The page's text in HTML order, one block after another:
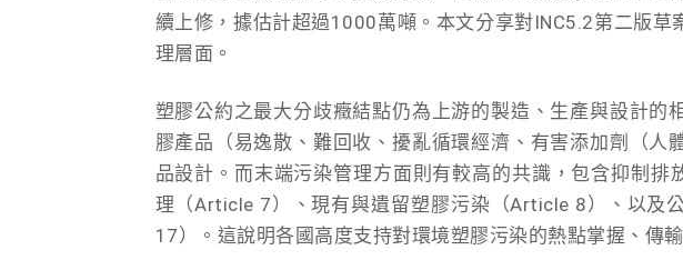
續上修，據估計超過1000萬噸。本文分享對INC5.2第二版草
理層面。
塑膠公約之最大分歧癥結點仍為上游的製造、生產與設計的
膠產品（易逸散、難回收、擾亂循環經濟、有害添加劑（人
品設計。而末端污染管理方面則有較高的共識，包含抑制
理（Article 7）、現有與遺留塑膠污染（Article 8）、以及
17）。這說明各國高度支持對環境塑膠污染的熱點掌握、傳